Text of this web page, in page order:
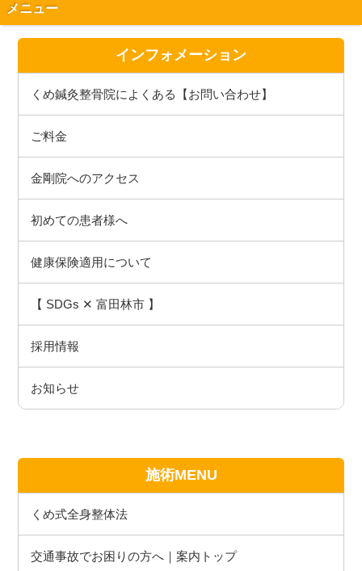
メニュー
インフォメーション
くめ鍼灸整骨院によくある【お問い合わせ】
ご料金
金剛院へのアクセス
初めての患者様へ
健康保険適用について
【 SDGs ✕ 富田林市 】
採用情報
お知らせ
施術MENU
くめ式全身整体法
交通事故でお困りの方へ｜案内トップ